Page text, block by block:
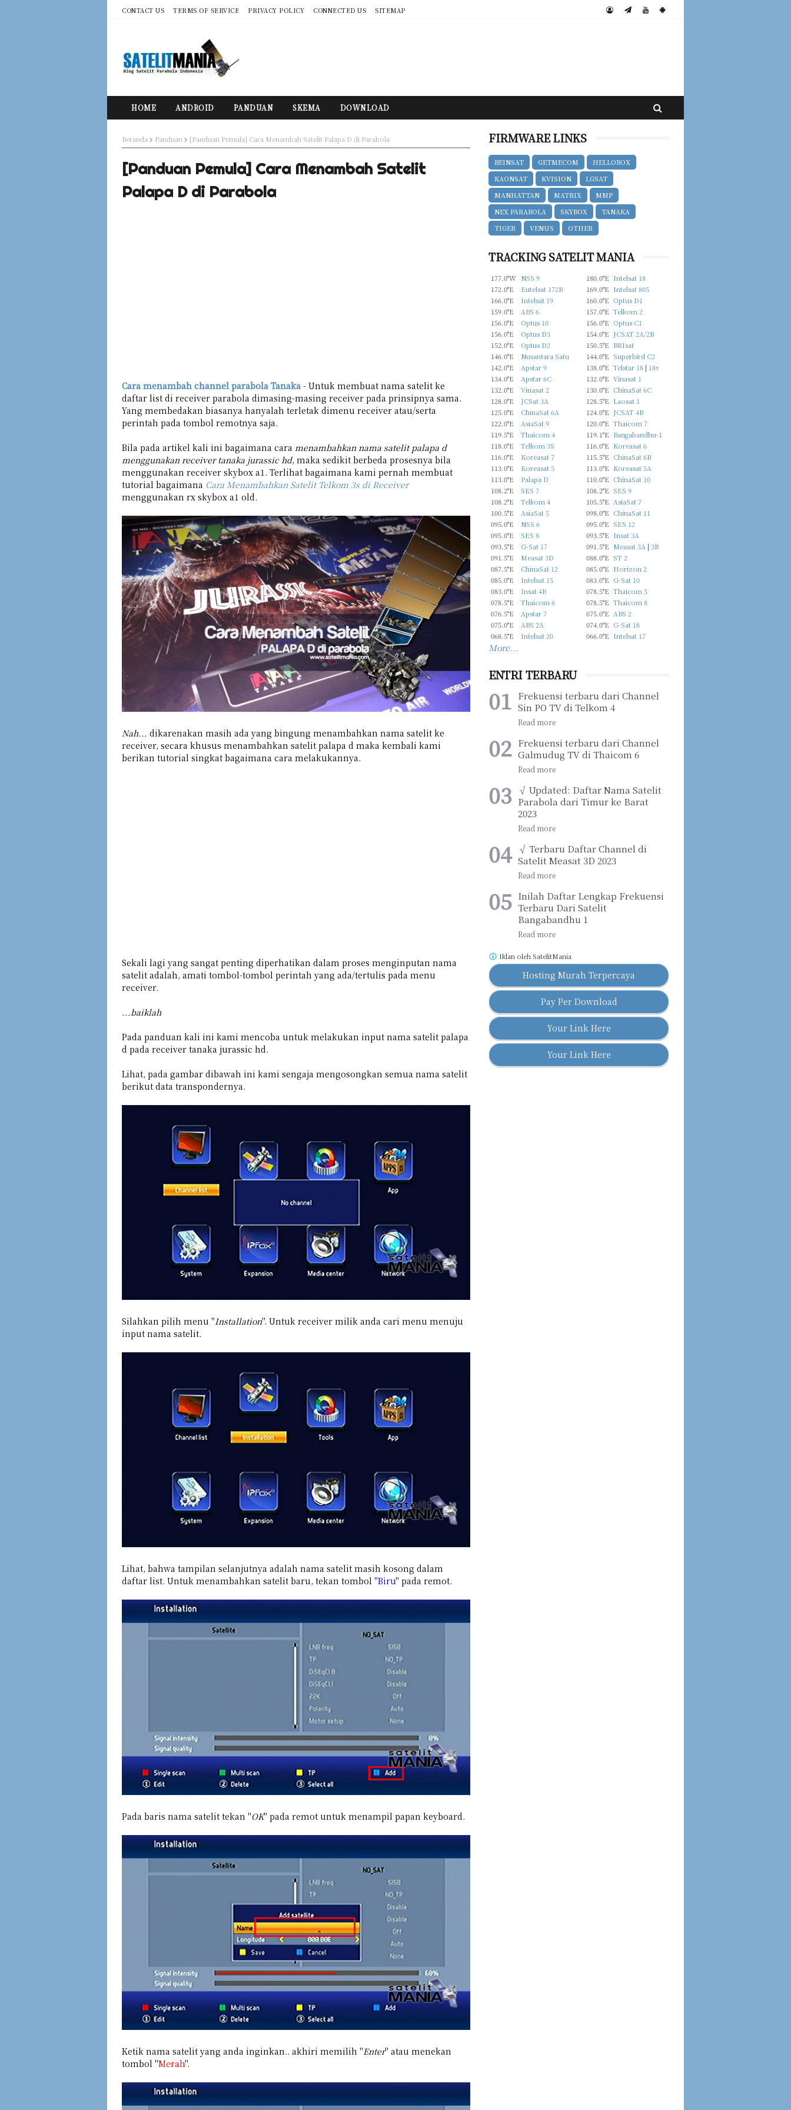
CONTACT US TERMS OF SERVICE PRIVACY POLICY CONNECTED US SITEMAP
HOME ANDROID PANDUAN SKEMA DOWNLOAD
Beranda Panduan [Panduan Pemula] Cara Menambah Satelit Palapa D di Parabola
[Panduan Pemula] Cara Menambah Satelit
Palapa D di Parabola
Cara menambah channel parabola Tanaka - Untuk membuat nama satelit ke
daftar list di receiver parabola dimasing-masing receiver pada prinsipnya sama.
Yang membedakan biasanya hanyalah terletak dimenu receiver atau/serta
perintah pada tombol remotnya saja.
Bila pada artikel kali ini bagaimana cara menambahkan nama satelit palapa d
menggunakan receiver tanaka jurassic hd, maka sedikit berbeda prosesnya bila
menggunakan receiver skybox a1. Terlihat bagaimana kami pernah membuat
tutorial bagaimana Cara Menambahkan Satelit Telkom 3s di Receiver
menggunakan rx skybox a1 old.
Nah... dikarenakan masih ada yang bingung menambahkan nama satelit ke
receiver, secara khusus menambahkan satelit palapa d maka kembali kami
berikan tutorial singkat bagaimana cara melakukannya.
Sekali lagi yang sangat penting diperhatikan dalam proses menginputan nama
satelit adalah, amati tombol-tombol perintah yang ada/tertulis pada menu
receiver.
...baiklah
Pada panduan kali ini kami mencoba untuk melakukan input nama satelit palapa
d pada receiver tanaka jurassic hd.
Lihat, pada gambar dibawah ini kami sengaja mengosongkan semua nama satelit
berikut data transpondernya.
Silahkan pilih menu "Installation". Untuk receiver milik anda cari menu menuju
input nama satelit.
Lihat, bahwa tampilan selanjutnya adalah nama satelit masih kosong dalam
daftar list. Untuk menambahkan satelit baru, tekan tombol "Biru" pada remot.
Pada baris nama satelit tekan "OK" pada remot untuk menampil papan keyboard.
Ketik nama satelit yang anda inginkan.. akhiri memilih "Enter" atau menekan
tombol "Merah".
FIRMWARE LINKS
BEINSAT GETMECOM
HELLOBOX
KAONSAT
KVISION
LGSAT
MANHATTAN
MATRIX
MMP
NEX PARABOLA
SKYBOX
TANAKA
TIGER
VENUS OTHER
TRACKING SATELIT MANIA
177.0°W NSS 9 180.0°E Intelsat 18
172.0°E
Eutelsat 172B 169.0°E Intelsat 805
166.0°E
Intelsat 19 160.0°E Optus D1
159.0°E
ABS 6 157.0°E Telkom 2
156.0°E
Optus 10 156.0°E Optus C1
156.0°E
Optus D3 154.0°E JCSAT 2A/2B
152.0°E
Optus D2 150.5°E BRIsat
146.0°E
Nusantara Satu 144.0°E Superbird C2
142.0°E
Apstar 9 138.0°E Telstar 18| 18v
134.0°E
Apstar 6C 132.0°E Vinasat 1
132.0°E
Vinasat 2 130.0°E ChinaSat 6C
128.0°E
JCSat 3A 128.5°E Laosat 1
125.0°E
ChinaSat 6A 124.0°E JCSAT 4B
122.0°E
AsiaSat 9 120.0°E Thaicom 7
119.5°E
Thaicom 4 119.1°E Bangabandhu-1
118.0°E
Telkom 3S 116.0°E Koreasat 6
116.0°E
Koreasat 7 115.5°E ChinaSat 6B
113.0°E
Koreasat 5 113.0°E Koreasat 5A
113.0°E
Palapa D 110.0°E ChinaSat 10
108.2°E
SES 7 108.2°E SES 9
108.2°E
Telkom 4 105.5°E AsiaSat 7
100.5°E
AsiaSat 5 098.0°E ChinaSat 11
095.0°E
NSS 6 095.0°E SES 12
095.0°E
SES 8 093.5°E Insat 3A
093.5°E
G-Sat 17 091.5°E Measat 3A | 3B
091.5°E
Measat 3D 088.0°E ST 2
087.5°E
ChinaSat 12 085.0°E Horizon 2
085.0°E
Intelsat 15 083.0°E G-Sat 10
083.0°E
Insat 4B 078.5°E Thaicom 5
078.5°E
Thaicom 6 078.5°E Thaicom 8
076.5°E
Apstar 7 075.0°E ABS 2
075.0°E
ABS 2A 074.0°E G-Sat 18
068.5°E
Intelsat 20 066.0°E Intelsat 17
More...
ENTRI TERBARU
Frekuensi terbaru dari Channel
Sin PO TV di Telkom 4
Frekuensi terbaru dari Channel
Galmudug TV di Thaicom 6
√ Updated: Daftar Nama Satelit
Parabola dari Timur ke Barat
2023
√ Terbaru Daftar Channel di
Satelit Measat 3D 2023
Inilah Daftar Lengkap Frekuensi
Terbaru Dari Satelit
Bangabandhu 1
Hosting Murah Terpercaya
Pay Per Download
Your Link Here
Your Link Here
Iklan oleh SatelitMania